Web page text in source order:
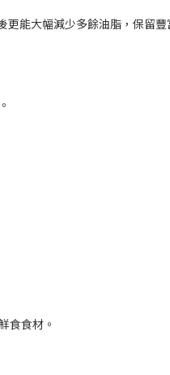
能大幅減少多餘油脂，保留
食食材。